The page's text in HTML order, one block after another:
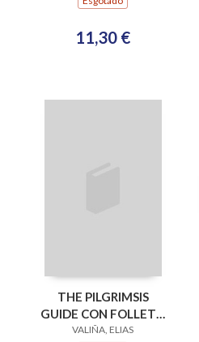
11,30 €
THE PILGRIMSIS
GUIDE CON FOLLETO
(ESGOTADO)
VALIÑA, ELIAS